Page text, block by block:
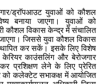
ड्राॅपआउट युवाओं को कौशल
बनाया जाएगा। युवाओं को
कौशल विकास केन्द्र में संचालित
जाएगा। जिससे युवा कौशल विकास
कर सकें। इसके लिए विशेष
केरियर काउंसलिंग और बेरोजगार
देकर प्रशिक्षण लेने के लिए प्रेरित
को कलेक्टेट सभाकक्ष में आयोजित